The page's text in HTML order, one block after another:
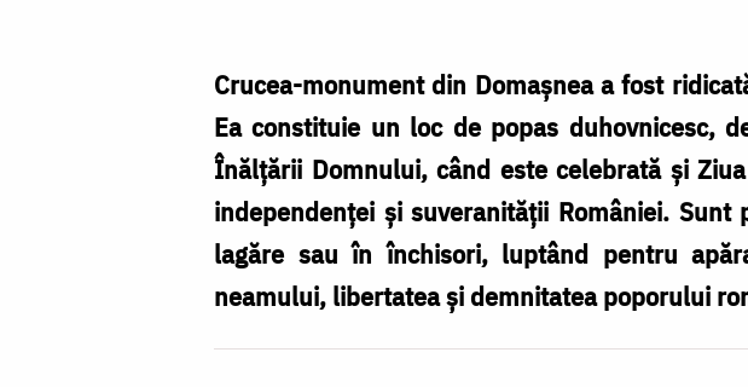
Crucea-monument din Domașnea a fost
Ea constituie un loc de popas duhovnicesc,
Înălțării Domnului, când este celebrată și
independenței și suveranității României.
lagăre sau în închisori, luptând pentru
neamului, libertatea și demnitatea poporului